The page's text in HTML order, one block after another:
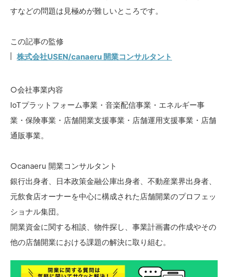
すなどの問題は見極めが難しいところです。
この記事の監修
株式会社USEN/canaeru 開業コンサルタント
○会社事業内容
IoTプラットフォーム事業・音楽配信事業・エネルギー事
業・保険事業・店舗開業支援事業・店舗運用支援事業・店舗
通販事業。
○canaeru 開業コンサルタント
銀行出身者、日本政策金融公庫出身者、不動産業界出身者、
元飲食店オーナーを中心に構成された店舗開業のプロフェッ
ショナル集団。
開業資金に関する相談、物件探し、事業計画書の作成やその
他の店舗開業における課題の解決に取り組む。